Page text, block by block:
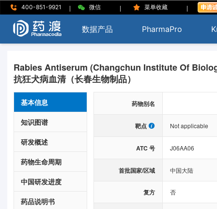
400-851-9921 | 微信 | 菜单收藏 |
数据产品 PharmaPro
Rabies Antiserum (Changchun Institute Of
抗狂犬病血清（长春生物制品）
基本信息
知识图谱
研发概述
药物生命周期
中国研发进度
药品说明书
药物别名
靶点 Not applicable
ATC 号 J06AA06
首批国家/区域 中国大陆
复方 否